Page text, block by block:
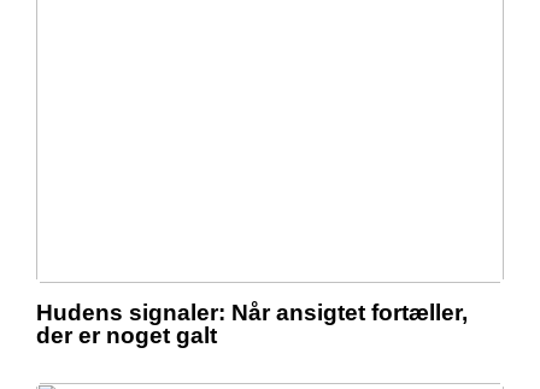
Hudens signaler: Når ansigtet fortæller,
der er noget galt